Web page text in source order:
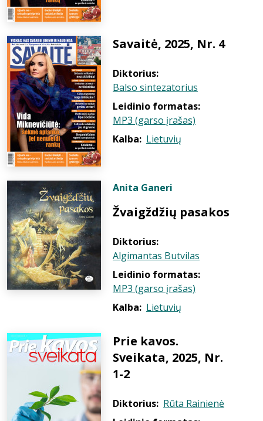
Savaitė, 2025, Nr. 4
Diktorius:
Balso sintezatorius
Leidinio formatas:
MP3 (garso įrašas)
Kalba: Lietuvių
Anita Ganeri
Žvaigždžių pasakos
Diktorius:
Algimantas Butvilas
Leidinio formatas:
MP3 (garso įrašas)
Kalba: Lietuvių
Prie kavos.
Sveikata, 2025, Nr.
1-2
Diktorius: Rūta Rainienė